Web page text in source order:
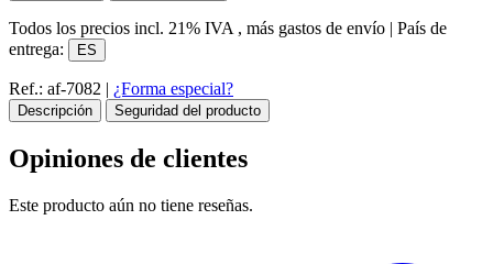
Todos los precios incl. 21% IVA , más gastos de envío | País de
entrega:
ES
Ref.: af-7082 | ¿Forma especial?
Descripción Seguridad del producto
Opiniones de clientes
Este producto aún no tiene reseñas.